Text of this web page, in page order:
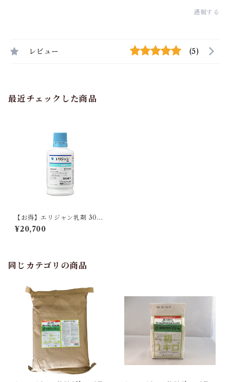
通報する
レビュー (5)
最近チェックした商品
【お得】エリジャン乳剤 300
ml 【1箱】20本入
¥20,700
同じカテゴリの商品